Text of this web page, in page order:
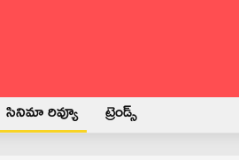
సినిమా రివ్యూ ట్రెండ్స్